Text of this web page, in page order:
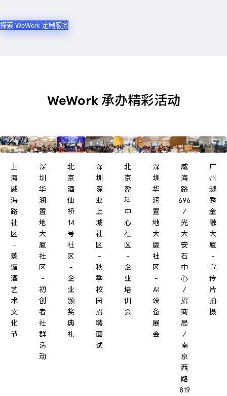
探索 WeWork 定制服务
WeWork 承办精彩活动
上
海
威
海
路
社
区
-
蒸
馏
酒
艺
术
文
化
节
深
圳
华
润
置
地
大
厦
社
区
-
初
创
者
社
群
活
动
北
京
酒
仙
桥
14
号
社
区
-
企
业
颁
奖
典
礼
深
圳
深
业
上
城
社
区
-
秋
季
校
园
招
聘
面
试
北
京
盈
科
中
心
社
区
-
企
业
培
训
会
深
圳
华
润
置
地
大
厦
社
区
-
AI
设
备
展
会
威
海
路
696
/
光
大
安
石
中
心
/
招
商
局
/
南
京
西
路
819
广
州
越
秀
金
融
大
厦
-
宣
传
片
拍
摄